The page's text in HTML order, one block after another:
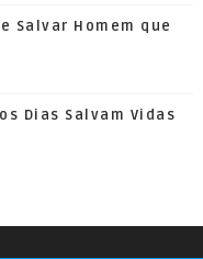
Salvar Homem que
Dias Salvam Vidas